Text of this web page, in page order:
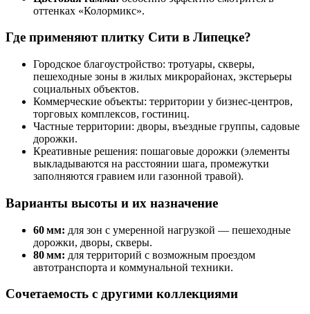
оттенках «Колормикс».
Где применяют плитку Сити в Липецке?
Городское благоустройство: тротуары, скверы,
пешеходные зоны в жилых микрорайонах, экстерьеры
социальных объектов.
Коммерческие объекты: территории у бизнес‑центров,
торговых комплексов, гостиниц.
Частные территории: дворы, въездные группы, садовые
дорожки.
Креативные решения: пошаговые дорожки (элементы
выкладываются на расстоянии шага, промежутки
заполняются гравием или газонной травой).
Варианты высоты и их назначение
60 мм: для зон с умеренной нагрузкой — пешеходные
дорожки, дворы, скверы.
80 мм: для территорий с возможным проездом
автотранспорта и коммунальной техники.
Сочетаемость с другими коллекциями